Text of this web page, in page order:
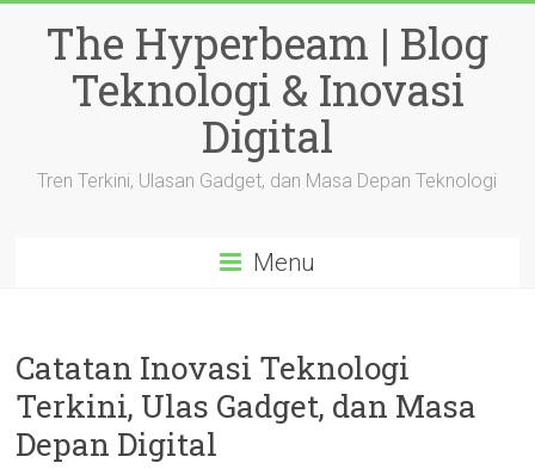
contentThe Hyperbeam | Blog
Teknologi & Inovasi
Digital
Tren Terkini, Ulasan Gadget, dan Masa Depan Teknologi
Menu
Catatan Inovasi Teknologi
Terkini, Ulas Gadget, dan Masa
Depan Digital